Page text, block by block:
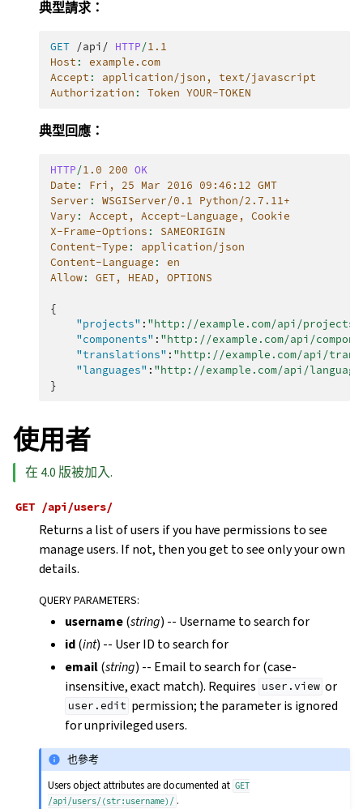
典型請求：
GET /api/ HTTP/1.1
Host :
example.com
Accept :
application/json, text/javascript
Authorization : Token YOUR-TOKEN
典型回應：
HTTP/1.0 200 OK
Date :
Fri, 25 Mar 2016 09:46:12 GMT
Server :
WSGIServer/0.1 Python/2.7.11+
Vary :
Accept, Accept-Language, Cookie
X-Frame-Options :
SAMEORIGIN
Content-Type :
application/json
Content-Language :
en
Allow: GET, HEAD, OPTIONS
{
"projects" : "http://example.com/api/
"components" : "http://example.com/api/
"translations" : "http://example.com/api/
"languages" : "http://example.com/api/
}
使用者
在 4.0 版被加入.
GET /api/users/
Returns a list of users if you have permissions to see
manage users. If not, then you get to see only your own
details.
QUERY PARAMETERS:
username(string) -- Username to search for
id(int) -- User ID to search for
email(string) -- Email to search for (case-
insensitive, exact match). Requires user.view or
user.edit permission; the parameter is ignored
for unprivileged users.
也參考
Users object attributes are documented at GET
/api/users/(str:username)/ .